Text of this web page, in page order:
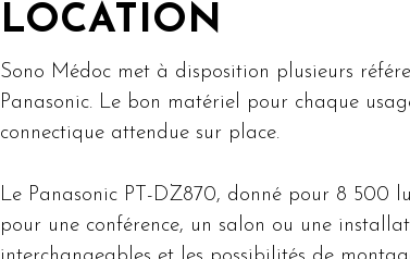
LOCATION
Sono Médoc met à disposition plusieurs
Panasonic. Le bon matériel pour chaque
connectique attendue sur place.
Le Panasonic PT-DZ870, donné pour 8 500
pour une conférence, un salon ou une